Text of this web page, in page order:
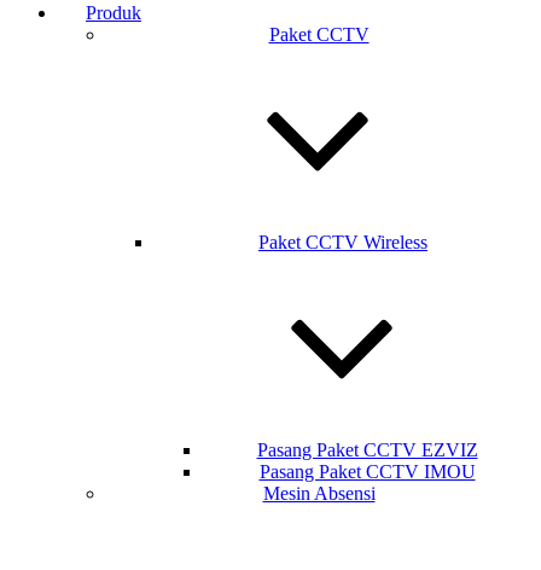
Produk
Paket CCTV
Paket CCTV Wireless
Pasang Paket CCTV EZVIZ
Pasang Paket CCTV IMOU
Mesin Absensi